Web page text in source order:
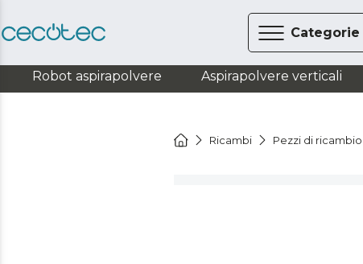
Categorie
Robot aspirapolvere Aspirapolvere verticali
Ricambi Pezzi di